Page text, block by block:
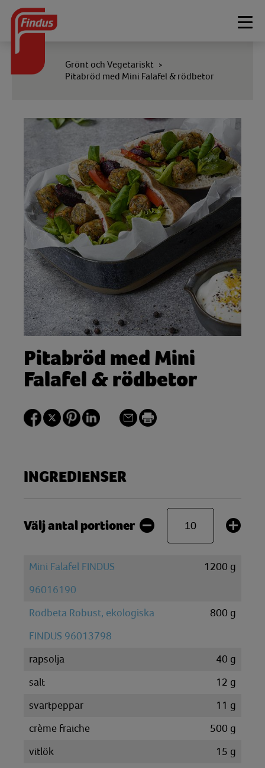
Grönt och Vegetariskt >
Pitabröd med Mini Falafel & rödbetor
Pitabröd med Mini
Falafel & rödbetor
INGREDIENSER
Välj antal portioner
Mini Falafel FINDUS
96016190
1200 g
Rödbeta Robust, ekologiska
FINDUS 96013798
800 g
rapsolja 40 g
salt
12 g
svartpeppar
11 g
crème fraiche
500 g
vitlök
15 g